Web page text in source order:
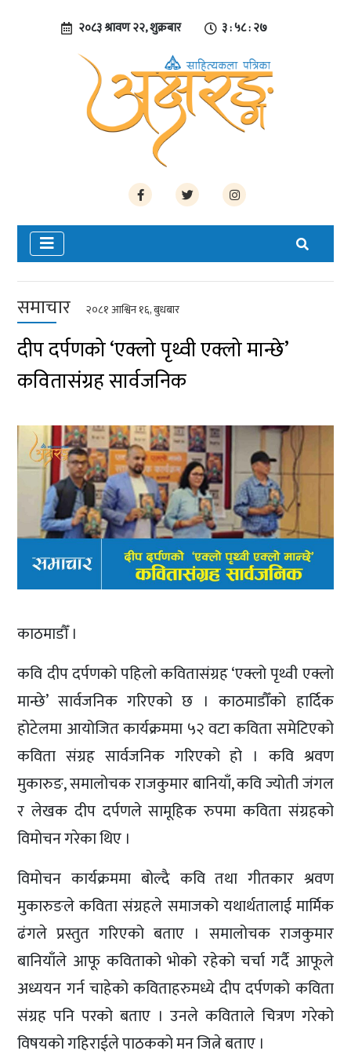
२०८३ श्रावण २२, शुक्रबार ३ : ५८ : २७
समाचार २०८१ आश्विन १६, बुधबार
दीप दर्पणको ‘एक्लो पृथ्वी एक्लो मान्छे’
कवितासंग्रह सार्वजनिक
काठमाडौँ ।
कवि दीप दर्पणको पहिलो कवितासंग्रह ‘एक्लो पृथ्वी एक्लो
मान्छे’ सार्वजनिक गरिएको छ । काठमाडौँको हार्दिक
होटेलमा आयोजित कार्यक्रममा ५२ वटा कविता समेटिएको
कविता संग्रह सार्वजनिक गरिएको हो । कवि श्रवण
मुकारुङ, समालोचक राजकुमार बानियाँ, कवि ज्योती जंगल
र लेखक दीप दर्पणले सामूहिक रुपमा कविता संग्रहको
विमोचन गरेका थिए ।
विमोचन कार्यक्रममा बोल्दै कवि तथा गीतकार श्रवण
मुकारुङले कविता संग्रहले समाजको यथार्थतालाई मार्मिक
ढंगले प्रस्तुत गरिएको बताए । समालोचक राजकुमार
बानियाँले आफू कविताको भोको रहेको चर्चा गर्दै आफूले
अध्ययन गर्न चाहेको कविताहरुमध्ये दीप दर्पणको कविता
संग्रह पनि परको बताए । उनले कविताले चित्रण गरेको
विषयको गहिराईले पाठकको मन जित्ने बताए ।